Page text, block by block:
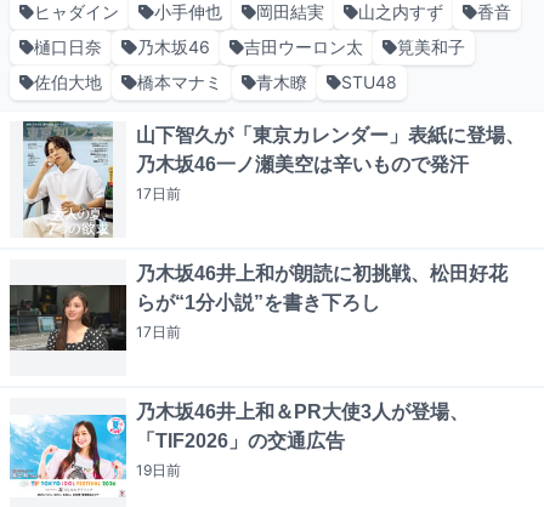
ヒャダイン
小手伸也 岡田結実 山之内すず
香音
樋口日奈
乃木坂46 吉田ウーロン太
筧美和子
佐伯大地
橋本マナミ 青木瞭 STU48
山下智久が「東京カレンダー」表紙に登場、
乃木坂46一ノ瀬美空は辛いもので発汗
17日前
乃木坂46井上和が朗読に初挑戦、松田好花
らが“1分小説”を書き下ろし
17日前
乃木坂46井上和＆PR大使3人が登場、
「TIF2026」の交通広告
19日前